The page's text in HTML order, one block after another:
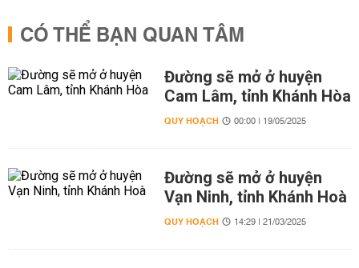
CÓ THỂ BẠN QUAN TÂM
Đường sẽ mở ở huyện
Cam Lâm, tỉnh Khánh Hòa
QUY HOẠCH 00:00 | 19/05/2025
Đường sẽ mở ở huyện
Vạn Ninh, tỉnh Khánh Hoà
QUY HOẠCH 14:29 | 21/03/2025